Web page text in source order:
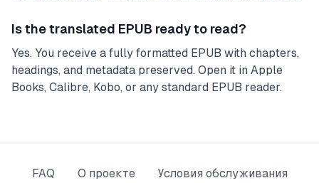
Is the translated EPUB ready to read?
Yes. You receive a fully formatted EPUB with chapters,
headings, and metadata preserved. Open it in Apple
Books, Calibre, Kobo, or any standard EPUB reader.
FAQ О проекте
Условия обслуживания